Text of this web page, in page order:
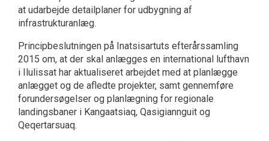
at udarbejde detailplaner for udbygning af
infrastrukturanlæg.
Principbeslutningen på Inatsisartuts efterårssamling
2015 om, at der skal anlægges en international lufthavn
i Ilulissat har aktualiseret arbejdet med at planlægge
anlægget og de afledte projekter, samt gennemføre
forundersøgelser og planlægning for regionale
landingsbaner i Kangaatsiaq, Qasigiannguit og
Qeqertarsuaq.